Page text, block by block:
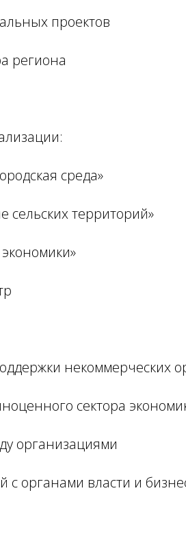
проектов
региона
среда»
сельских территорий»
некоммерческих
сектора
организациями
органами власти и